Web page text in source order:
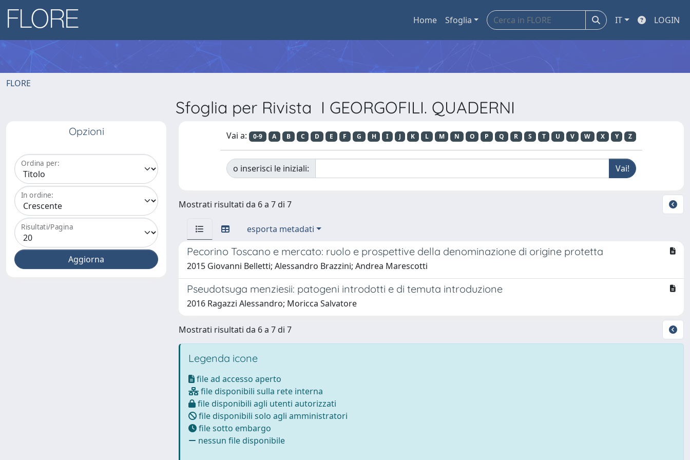
Home Sfoglia IT LOGIN
FLORE
Sfoglia per Rivista I GEORGOFILI. QUADERNI
Opzioni
Ordina per:
In ordine:
Risultati/Pagina
Vai a: 0-9 A B C D E F G H I J K L M N O P Q R S T U V W X Y Z
o inserisci le iniziali:
Mostrati risultati da 6 a 7 di 7
esporta metadati
Pecorino Toscano e mercato: ruolo e prospettive della denominazione di origine protetta
2015 Giovanni Belletti; Alessandro Brazzini; Andrea Marescotti
Pseudotsuga menziesii: patogeni introdotti e di temuta introduzione
2016 Ragazzi Alessandro; Moricca Salvatore
Mostrati risultati da 6 a 7 di 7
Legenda icone
file ad accesso aperto
file disponibili sulla rete interna
file disponibili agli utenti autorizzati
file disponibili solo agli amministratori
file sotto embargo
nessun file disponibile